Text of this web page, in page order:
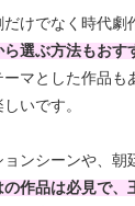
けでなく時代劇
選ぶ方法もおす
マとした作品も
いです。
ンシーンや、朝
の作品は必見で、